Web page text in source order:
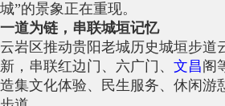
城”的景象正在重现。
一道为链，串联城垣记忆
云岩区推动贵阳老城历史城垣步道
新，串联红边门、六广门、 文昌阁
造集文化体验、民生服务、休闲游